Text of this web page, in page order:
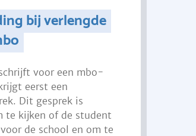
bij verlengde
voor een mbo-
eerst een
Dit gesprek is
te kijken of de student
de school en om te